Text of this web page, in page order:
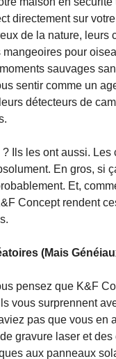
directement sur
de la nature, leurs
mangeoires pour
sauvages
sentir comme un
détecteurs de
Ils les ont aussi. Les
En gros, si
Et,
Concept rendent
(Mais
pensez que K&F
vous surprennent
pas que vous en
gravure laser et
aux panneaux